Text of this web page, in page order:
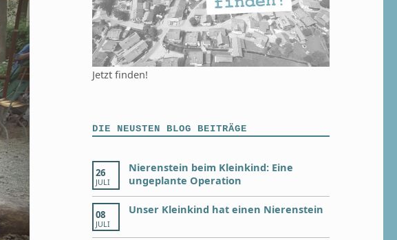
Jetzt finden!
DIE NEUSTEN BLOG BEITRÄGE
26
JULI
Nierenstein beim Kleinkind: Eine
ungeplante Operation
08
JULI
Unser Kleinkind hat einen Nierenstein